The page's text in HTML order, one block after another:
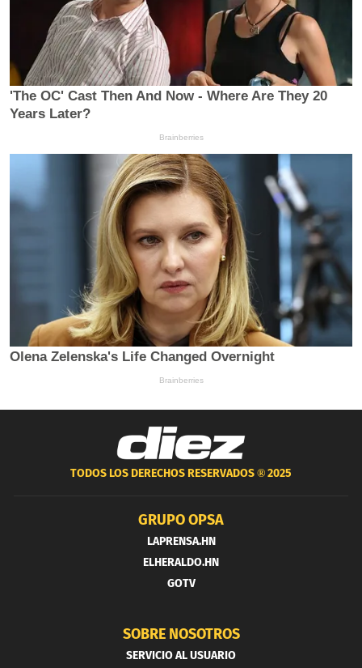
TODOS LOS DERECHOS RESERVADOS ®2025
GRUPO OPSA
LAPRENSA.HN
ELHERALDO.HN
GOTV
SOBRE NOSOTROS
SERVICIO AL USUARIO